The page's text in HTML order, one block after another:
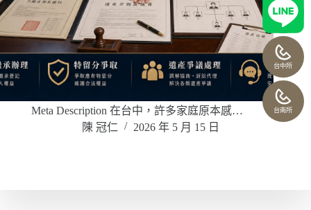
Meta Description 在台中，許多家庭原本感…
陳 冠仁
2026 年 5 月 15 日
台中所
台南所